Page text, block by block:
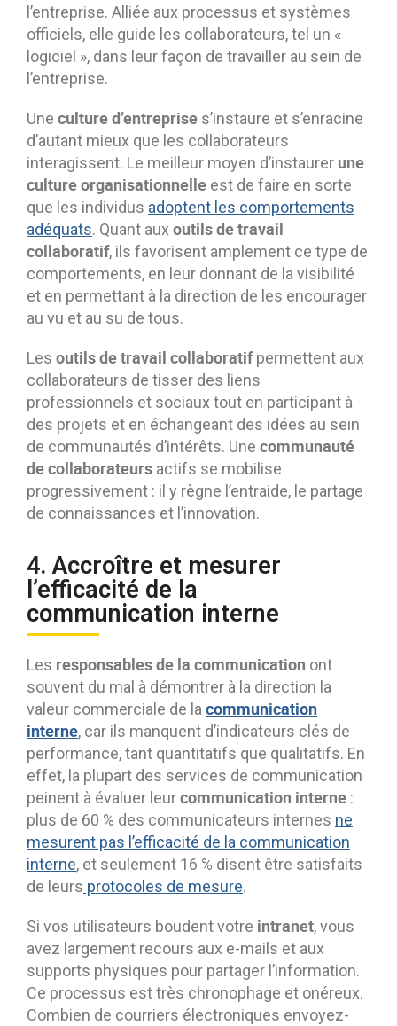
l’entreprise. Alliée aux processus et systèmes
officiels, elle guide les collaborateurs, tel un «
logiciel », dans leur façon de travailler au sein de
l’entreprise.
Une culture d’entreprise s’instaure et s’enracine
d’autant mieux que les collaborateurs
interagissent. Le meilleur moyen d’instaurer une
culture organisationnelle est de faire en sorte
que les individus adoptent les comportements
adéquats. Quant aux outils de travail
collaboratif, ils favorisent amplement ce type de
comportements, en leur donnant de la visibilité
et en permettant à la direction de les encourager
au vu et au su de tous.
Les outils de travail collaboratifpermettent aux
collaborateurs de tisser des liens
professionnels et sociaux tout en participant à
des projets et en échangeant des idées au sein
de communautés d’intérêts. Une communauté
de collaborateurs actifs se mobilise
progressivement : il y règne l’entraide, le partage
de connaissances et l’innovation.
4. Accroître et mesurer
l’efficacité de la
communication interne
Les responsables de la communication ont
souvent du mal à démontrer à la direction la
valeur commerciale de lacommunication
interne, car ils manquent d’indicateurs clés de
performance, tant quantitatifs que qualitatifs. En
effet, la plupart des services de communication
peinent à évaluer leurcommunication interne :
plus de 60 % des communicateurs internes ne
mesurent pas l’efficacité de la communication
interne, et seulement 16 % disent être satisfaits
de leurs protocoles de mesure.
Si vos utilisateurs boudent votre intranet, vous
avez largement recours aux e-mails et aux
supports physiques pour partager l’information.
Ce processus est très chronophage et onéreux.
Combien de courriers électroniques envoyez-